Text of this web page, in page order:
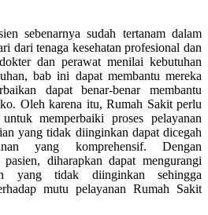
sebenarnya sudah tertanam dalam
dari tenaga kesehatan profesional dan
dan perawat menilai kebutuhan
bab ini dapat membantu mereka
dapat benar-benar membantu
Oleh karena itu, Rumah Sakit perlu
memperbaiki proses pelayanan
yang tidak diinginkan dapat dicegah
yang komprehensif. Dengan
pasien, diharapkan dapat mengurangi
yang tidak diinginkan sehingga
mutu pelayanan Rumah Sakit